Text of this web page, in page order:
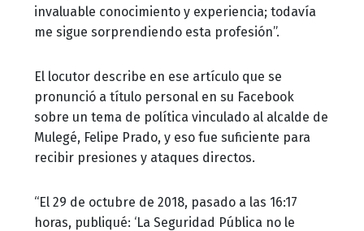
invaluable conocimiento y experiencia; todavía
me sigue sorprendiendo esta profesión”.
El locutor describe en ese artículo que se
pronunció a título personal en su Facebook
sobre un tema de política vinculado al alcalde de
Mulegé, Felipe Prado, y eso fue suficiente para
recibir presiones y ataques directos.
“El 29 de octubre de 2018, pasado a las 16:17
horas, publiqué: ‘La Seguridad Pública no le